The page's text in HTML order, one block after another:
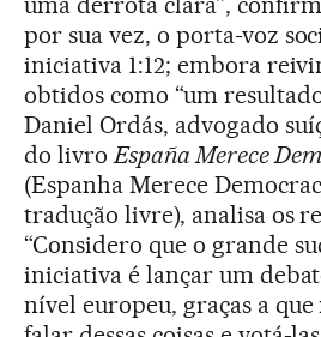
por sua vez, o porta-voz
iniciativa 1:12; embora
obtidos como “um
Daniel Ordás, advogado
do livroEspaña Merece
(Espanha Merece
tradução livre), analisa os
“Considero que o grande
iniciativa é lançar um
nível europeu, graças a que